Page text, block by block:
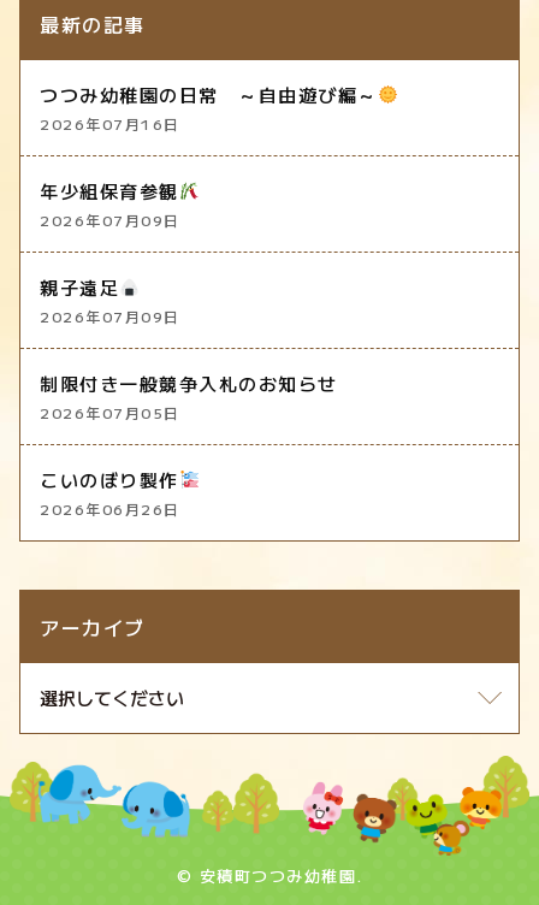
最新の記事
つつみ幼稚園の日常 ～自由遊び編～
2026年07月16日
年少組保育参観
2026年07月09日
親子遠足
2026年07月09日
制限付き一般競争入札のお知らせ
2026年07月05日
こいのぼり製作
2026年06月26日
アーカイブ
© 安積町つつみ幼稚園.